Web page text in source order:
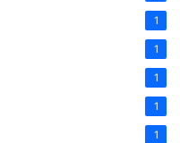
1
1
1
1
1